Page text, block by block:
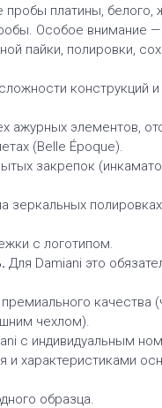
платины, белого,
Особое внимание
пайки, полировки,
конструкций
ажурных элементов,
(Belle Époque).
закрепок
зеркальных
с логотипом.
Для Damiani это
качества
чехлом).
с индивидуальным
и характеристиками
образца.